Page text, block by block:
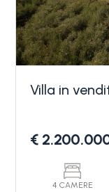
Villa in
€
4 CAMERE
minime
Qualsiasi